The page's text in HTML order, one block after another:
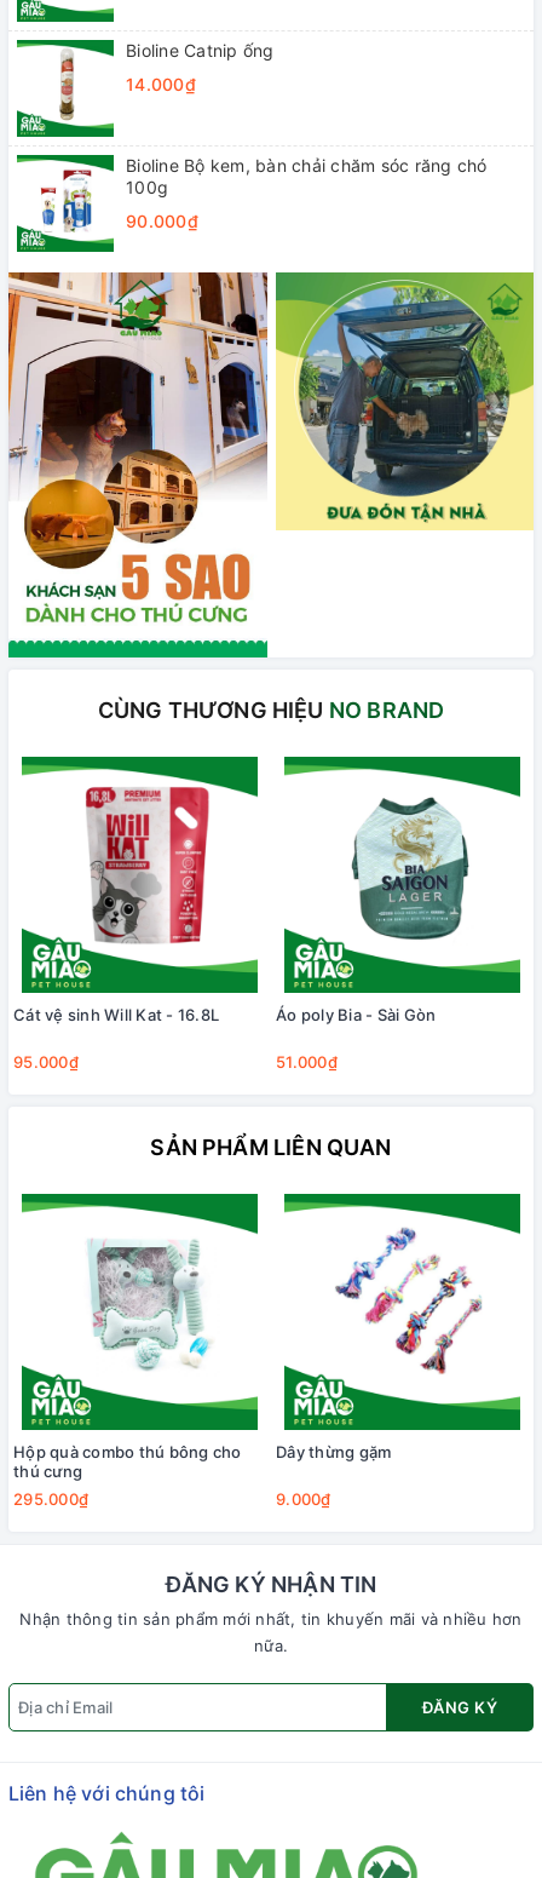
Bioline Catnip ống
14.000₫
Bioline Bộ kem, bàn chải chăm sóc răng chó
100g
90.000₫
CÙNG THƯƠNG HIỆU NO BRAND
Cát vệ sinh Will Kat - 16.8L
95.000₫
Áo poly Bia - Sài Gòn
51.000₫
SẢN PHẨM LIÊN QUAN
Hộp quà combo thú bông cho
thú cưng
295.000₫
Dây thừng gặm
9.000₫
ĐĂNG KÝ NHẬN TIN
Nhận thông tin sản phẩm mới nhất, tin khuyến mãi và nhiều hơn
nữa.
ĐĂNG KÝ
Liên hệ với chúng tôi